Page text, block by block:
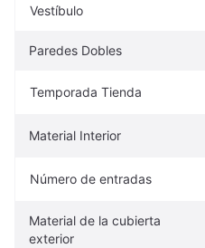
Vestíbulo
Paredes Dobles
Temporada Tienda
Material Interior
Número de entradas
Material de la cubierta
exterior